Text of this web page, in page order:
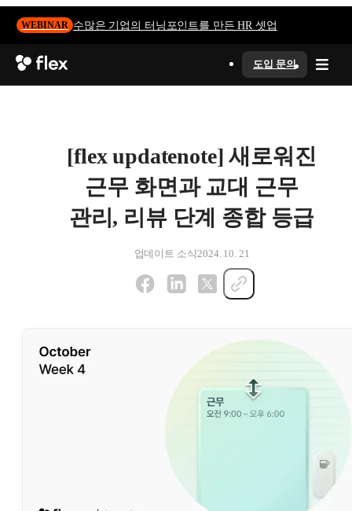
WEBINAR 수많은 기업의 터닝포인트를 만든 HR 셋업
도입 문의
[flex updatenote] 새로워진
근무 화면과 교대 근무
관리, 리뷰 단계 종합 등급
업데이트 소식 2024. 10. 21